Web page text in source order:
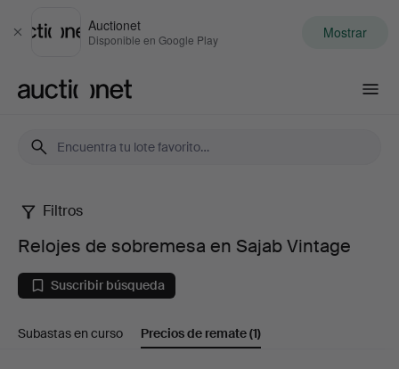
Cerrar
Auctionet
Disponible en Google Play Mostrar
Relojes
de
sobremesa
en
Filtros
Relojes de sobremesa en Sajab Vintage
Suscribir búsqueda
Subastas en curso Precios de remate(1)